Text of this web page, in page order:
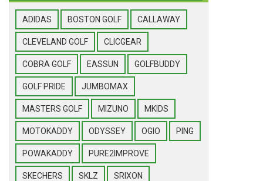
ADIDAS BOSTON GOLF CALLAWAY
CLEVELAND GOLF CLICGEAR
COBRA GOLF EASSUN GOLFBUDDY
GOLF PRIDE JUMBOMAX
MASTERS GOLF MIZUNO MKIDS
MOTOKADDY ODYSSEY OGIO PING
POWAKADDY PURE2IMPROVE
SKECHERS SKLZ SRIXON